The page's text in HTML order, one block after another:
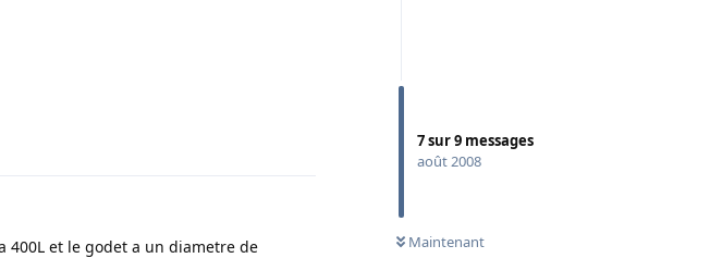
7sur9 messages
août 2008
Maintenant
400L et le godet a un diametre de